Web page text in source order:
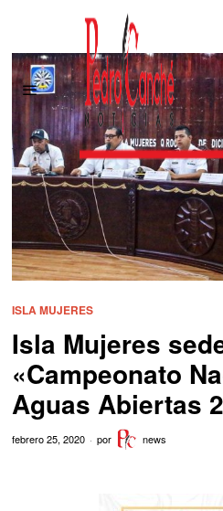
ISLA MUJERES
Isla Mujeres
«Campeonato
Aguas Abiertas
febrero 25, 2020 por news